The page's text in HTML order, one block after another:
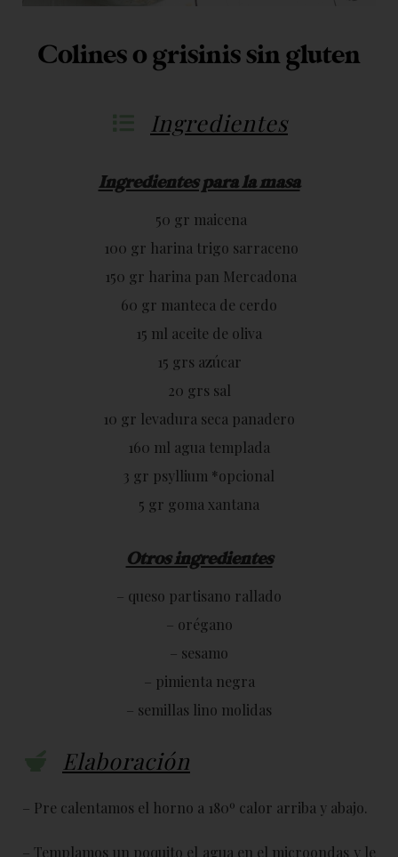
Colines o grisinis sin gluten
Ingredientes
Ingredientes para la masa
50 gr maicena
100 gr harina trigo sarraceno
150 gr harina pan Mercadona
60 gr manteca de cerdo
15 ml aceite de oliva
15 grs azúcar
20 grs sal
10 gr levadura seca panadero
160 ml agua templada
3 gr psyllium *opcional
5 gr goma xantana
Otros ingredientes
– queso partisano rallado
– orégano
– sesamo
– pimienta negra
– semillas lino molidas
Elaboración
– Pre calentamos el horno a 180º calor arriba y abajo.
– Templamos un poquito el agua en el microondas y le